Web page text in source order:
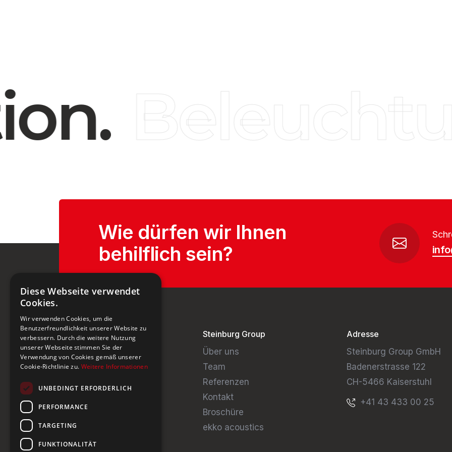
Wie dürfen wir Ihnen
behilflich sein?
Steinburg Group
Über uns
Team
Referenzen
Kontakt
Broschüre
ekko acoustics
Adresse
Steinburg Group GmbH
Badenerstrasse 122
CH-5466 Kaiserstuhl
+41 43 433 00 25
Diese Webseite verwendet
Cookies.
Wir verwenden Cookies, um die
Benutzerfreundlichkeit unserer Website zu
verbessern. Durch die weitere Nutzung
unserer Webseite stimmen Sie der
Verwendung von Cookies gemäß unserer
Cookie-Richtlinie zu. Weitere Informationen
UNBEDINGT ERFORDERLICH
PERFORMANCE
TARGETING
FUNKTIONALITÄT